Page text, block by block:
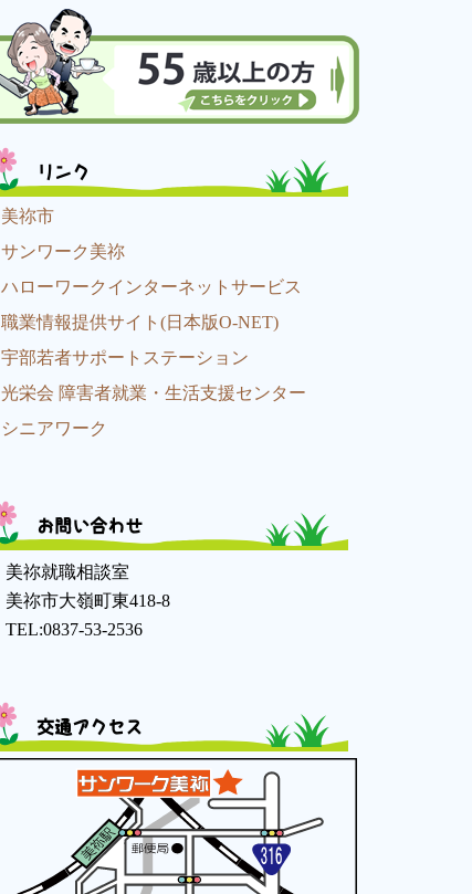
リンク
美祢市
サンワーク美祢
ハローワークインターネットサービス
職業情報提供サイト(日本版O-NET)
宇部若者サポートステーション
光栄会 障害者就業・生活支援センター
シニアワーク
お問い合わせ
美祢就職相談室
美祢市大嶺町東418-8
TEL:0837-53-2536
交通アクセス